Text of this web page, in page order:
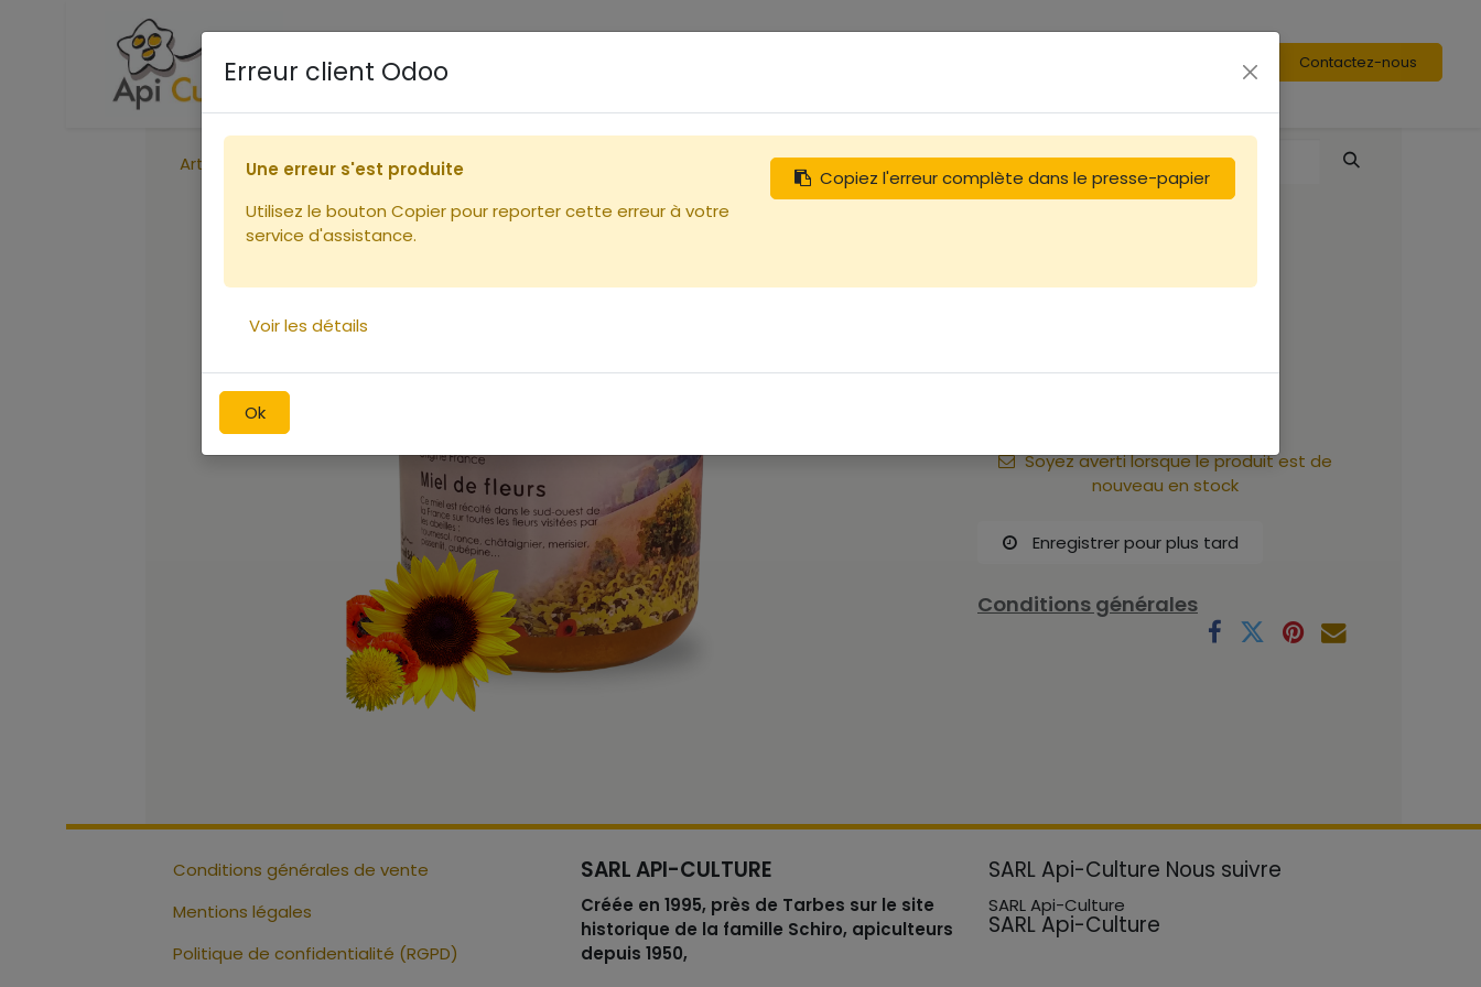
Accueil Boutique Contactez-nous
Articles Miel 450g FLEURS Origine France
Origine France
6,16€
Soyez averti lorsque le produit est de
nouveau en stock
Enregistrer pour plus tard
Conditions générales
Conditions générales de vente
Mentions légales
Politique de confidentialité (RGPD)
SARL API-CULTURE
Créée en 1995, près de Tarbes sur le site
historique de la famille Schiro, apiculteurs
depuis 1950,
SARL Api-Culture Nous suivre
SARL Api-Culture
SARL Api-Culture
Erreur client Odoo
Ok
Copiez l'erreur complète dans le presse-papier
Une erreur s'est produite
Utilisez le bouton Copier pour reporter cette erreur à votre
service d'assistance.
Voir les détails